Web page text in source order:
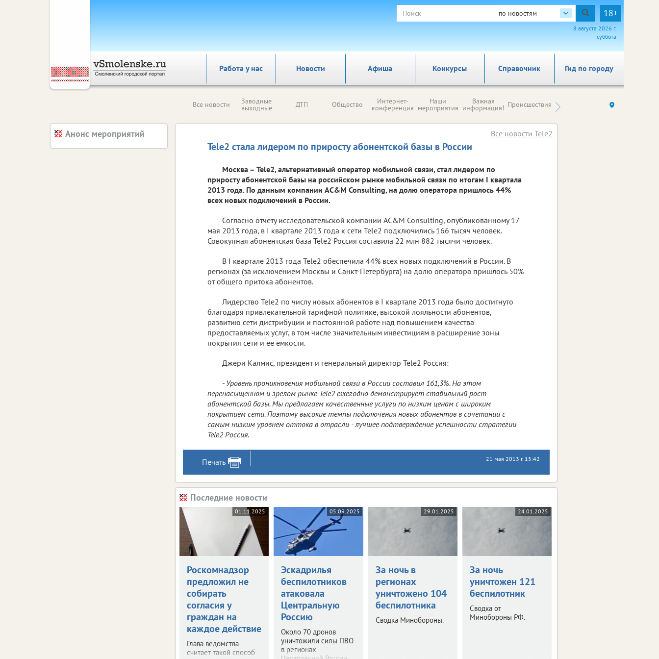
по новостям 18+
8 августа 2026 г.
суббота
Работа у нас Новости Афиша Справочник Гид по городу
Конкурсы
Все новости Заводные
выходные ДТП Общество Интернет-
конференция
Наши
мероприятия
Важная
информация! Происшествия Здоровье компаний (на
Tele2 стала лидером по приросту абонентской базы в России
Все новости Tele2
Москва – Tele2, альтернативный оператор мобильной связи, стал лидером по
приросту абонентской базы на российском рынке мобильной связи по итогам I квартала
2013 года. По данным компании AC&M Consulting, на долю оператора пришлось 44%
всех новых подключений в России.
Согласно отчету исследовательской компании AC&M Consulting, опубликованному 17
мая 2013 года, в I квартале 2013 года к сети Tele2 подключились 166 тысяч человек.
Совокупная абонентская база Tele2 Россия составила 22 млн 882 тысячи человек.
В I квартале 2013 года Tele2 обеспечила 44% всех новых подключений в России. В
регионах (за исключением Москвы и Санкт-Петербурга) на долю оператора пришлось 50%
от общего притока абонентов.
Лидерство Tele2 по числу новых абонентов в I квартале 2013 года было достигнуто
благодаря привлекательной тарифной политике, высокой лояльности абонентов,
развитию сети дистрибуции и постоянной работе над повышением качества
предоставляемых услуг, в том числе значительным инвестициям в расширение зоны
покрытия сети и ее емкости.
Джери Калмис, президент и генеральный директор Tele2 Россия:
- Уровень проникновения мобильной связи в России составил 161,3%. На этом
перенасыщенном и зрелом рынке Tele2 ежегодно демонстрирует стабильный рост
абонентской базы. Мы предлагаем качественные услуги по низким ценам с широким
покрытием сети. Поэтому высокие темпы подключения новых абонентов в сочетании с
самым низким уровнем оттока в отрасли - лучшее подтверждение успешности стратегии
Tele2 Россия.
Печать 21 мая 2013 г. 15:42
Последние новости
01.11.2025
Роскомнадзор
предложил не
собирать
согласия у
граждан на
каждое действие
Глава ведомства
считает такой способ
05.09.2025
Эскадрилья
беспилотников
атаковала
Центральную
Россию
Около 70 дронов
уничтожили силы ПВО
в регионах
29.01.2025
За ночь в
регионах
уничтожено 104
беспилотника
Сводка Минобороны.
24.01.2025
За ночь
уничтожен 121
беспилотник
Сводка от
Минобороны РФ.
Анонс мероприятий